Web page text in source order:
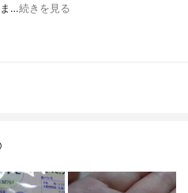
ま…続きを見る